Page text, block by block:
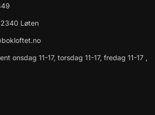
2340 Løten
onsdag 11-17, torsdag 11-17, fredag 11-17 ,